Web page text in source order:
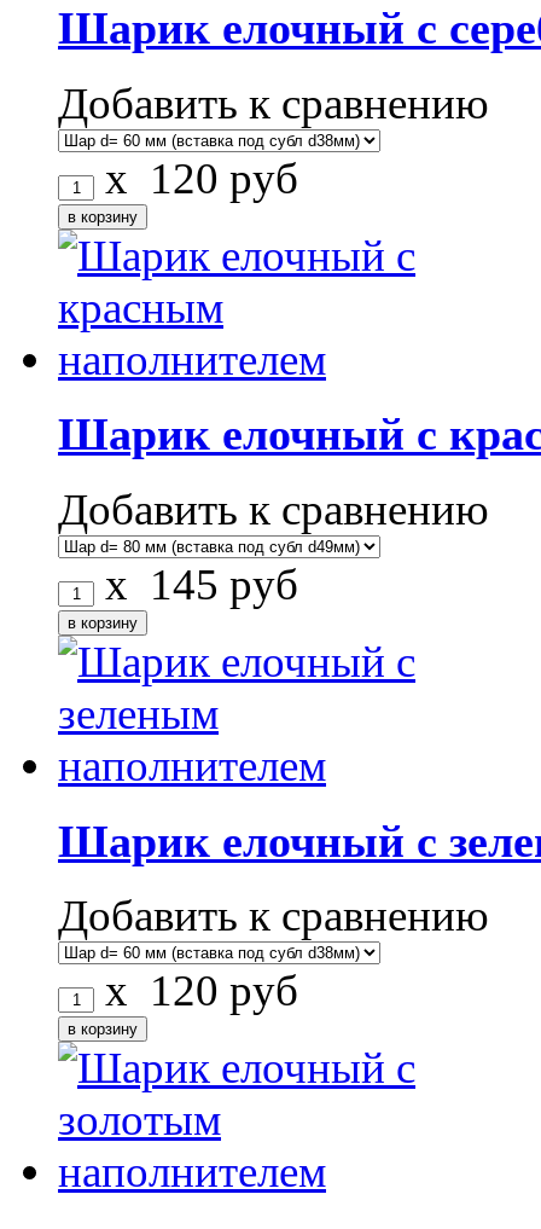
Шарик елочный с
Добавить к сравнению
x 120 руб
Шарик елочный с
Добавить к сравнению
x 145 руб
Шарик елочный с
Добавить к сравнению
x 120 руб